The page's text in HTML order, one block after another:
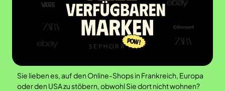
Sie lieben es, auf den Online-Shops in Frankreich, Europa
oder den USA zu stöbern, obwohl Sie dort nicht wohnen?